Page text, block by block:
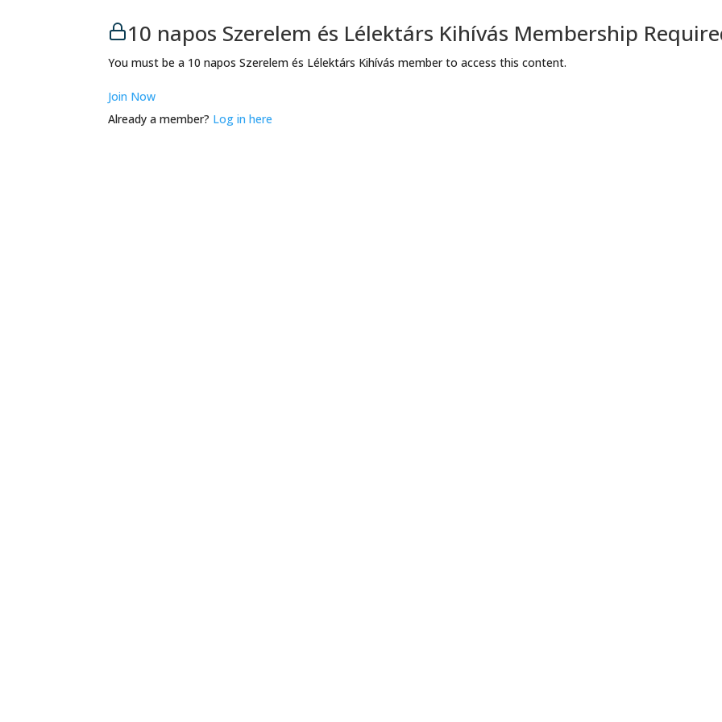
10 napos Szerelem és Lélektárs Kihívás Membership
You must be a 10 napos Szerelem és Lélektárs Kihívás member to access this content.
Join Now
Already a member? Log in here